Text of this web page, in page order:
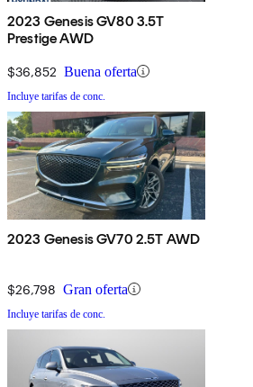
2023 Genesis GV80 3.5T
Prestige AWD
$36,852 Buena oferta
Incluye tarifas de conc.
2023 Genesis GV70 2.5T AWD
$26,798 Gran oferta
Incluye tarifas de conc.